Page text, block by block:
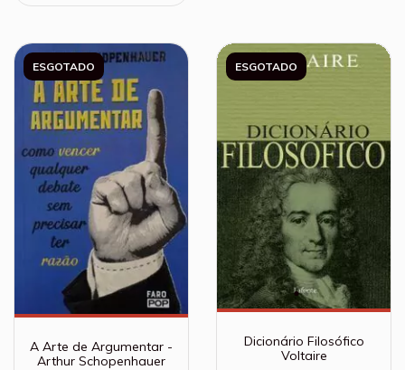
ESGOTADO
A Arte de Argumentar -
Arthur Schopenhauer
ESGOTADO
Dicionário Filosófico
Voltaire